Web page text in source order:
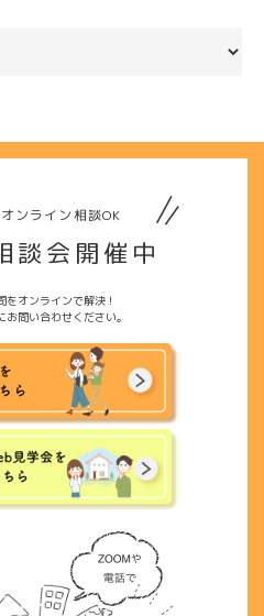
ンライン相談OK
談会開催中
をオンラインで解決！
問い合わせください。